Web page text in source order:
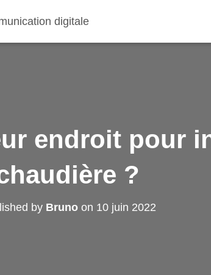
digitale
endroit pour
?
by Brunoon 10 juin 2022